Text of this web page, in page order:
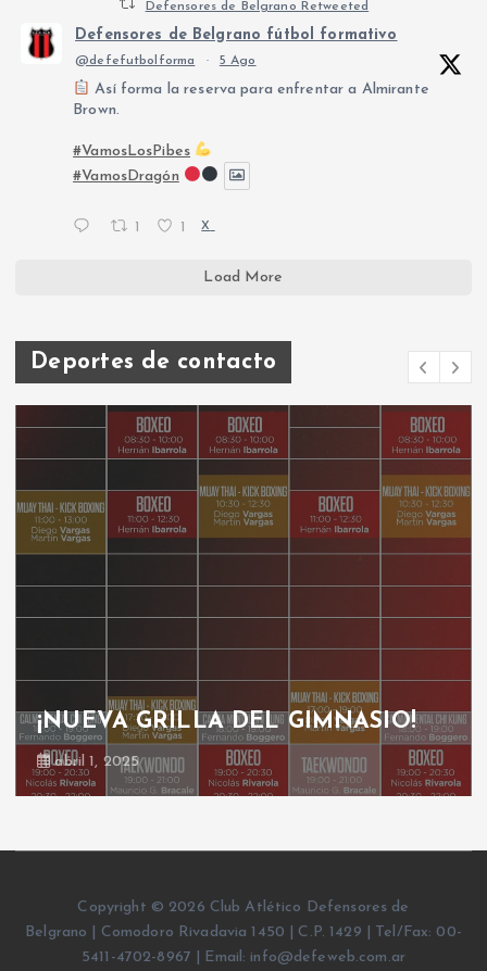
Defensores de Belgrano Retweeted
Defensores de Belgrano fútbol formativo
@defefutbolforma · 5 Ago
Así forma la reserva para enfrentar a Almirante
Brown.
#VamosLosPibes
#VamosDragón
X
Load More
Deportes de contacto
¡NUEVA GRILLA DEL GIMNASIO!
abril 1, 2025
Copyright © 2026 Club Atlético Defensores de
Belgrano | Comodoro Rivadavia 1450 | C.P. 1429 | Tel/Fax: 00-
5411-4702-8967 | Email: info@defeweb.com.ar